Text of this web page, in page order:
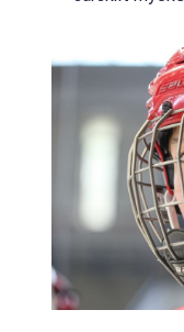
möts för att
...